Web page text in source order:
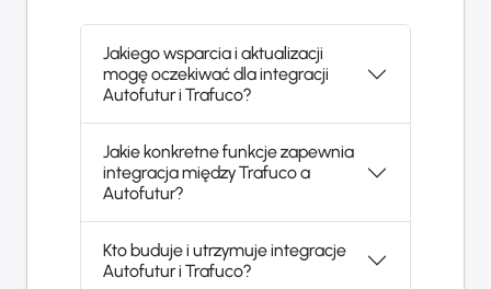
Jakiego wsparcia i aktualizacji
mogę oczekiwać dla integracji
Autofutur i Trafuco?
Jakie konkretne funkcje zapewnia
integracja między Trafuco a
Autofutur?
Kto buduje i utrzymuje integracje
Autofutur i Trafuco?